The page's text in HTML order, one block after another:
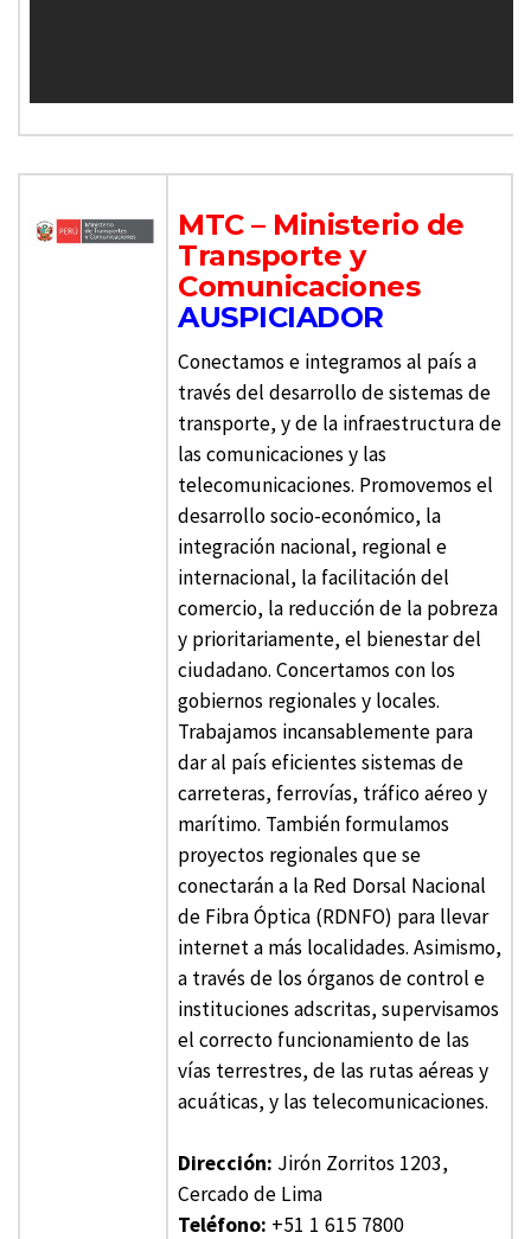
MTC – Ministerio de
Transporte y
Comunicaciones
AUSPICIADOR
Conectamos e integramos al país a
través del desarrollo de sistemas de
transporte, y de la infraestructura de
las comunicaciones y las
telecomunicaciones. Promovemos el
desarrollo socio-económico, la
integración nacional, regional e
internacional, la facilitación del
comercio, la reducción de la pobreza
y prioritariamente, el bienestar del
ciudadano. Concertamos con los
gobiernos regionales y locales.
Trabajamos incansablemente para
dar al país eficientes sistemas de
carreteras, ferrovías, tráfico aéreo y
marítimo. También formulamos
proyectos regionales que se
conectarán a la Red Dorsal Nacional
de Fibra Óptica (RDNFO) para llevar
internet a más localidades. Asimismo,
a través de los órganos de control e
instituciones adscritas, supervisamos
el correcto funcionamiento de las
vías terrestres, de las rutas aéreas y
acuáticas, y las telecomunicaciones.
Dirección: Jirón Zorritos 1203,
Cercado de Lima
Teléfono: +51 1 615 7800